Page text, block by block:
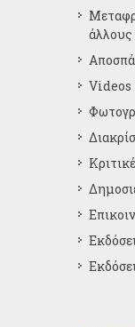
άλλους
Videos